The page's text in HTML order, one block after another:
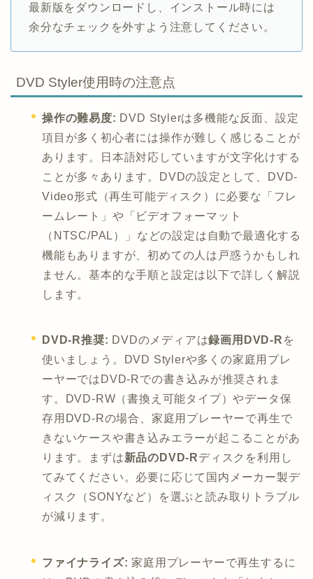
最新版をダウンロードし、インストール時には
余分なチェックを外すよう注意してください。
DVD Styler使用時の注意点
操作の難易度: DVD Stylerは多機能な反面、設定
項目が多く初心者には操作が難しく感じることが
あります。日本語対応していますが文字化けする
ことが多々あります。DVDの設定として、DVD-
Video形式（再生可能ディスク）に必要な「フレ
ームレート」や「ビデオフォーマット
（NTSC/PAL）」などの設定は自動で最適化する
機能もありますが、初めての人は戸惑うかもしれ
ません。基本的な手順と設定は以下で詳しく解説
します。
DVD-R推奨: DVDのメディアは録画用DVD-R を
使いましょう。DVD Stylerや多くの家庭用プレ
ーヤーではDVD-Rでの書き込みが推奨されま
す。DVD-RW（書換え可能タイプ）やデータ保
存用DVD-Rの場合、家庭用プレーヤーで再生で
きないケースや書き込みエラーが起こることがあ
ります。まずは新品のDVD-Rディスクを利用し
てみてください。必要に応じて国内メーカー製デ
ィスク（SONYなど）を選ぶと読み取りトラブル
が減ります。
ファイナライズ: 家庭用プレーヤーで再生するに